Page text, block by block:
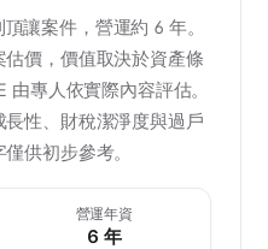
讓案件，營運約 6 年。
價，價值取決於資產條
專人依實際內容評估。
性、財稅潔淨度與過戶
供初步參考。
營運年資
6 年